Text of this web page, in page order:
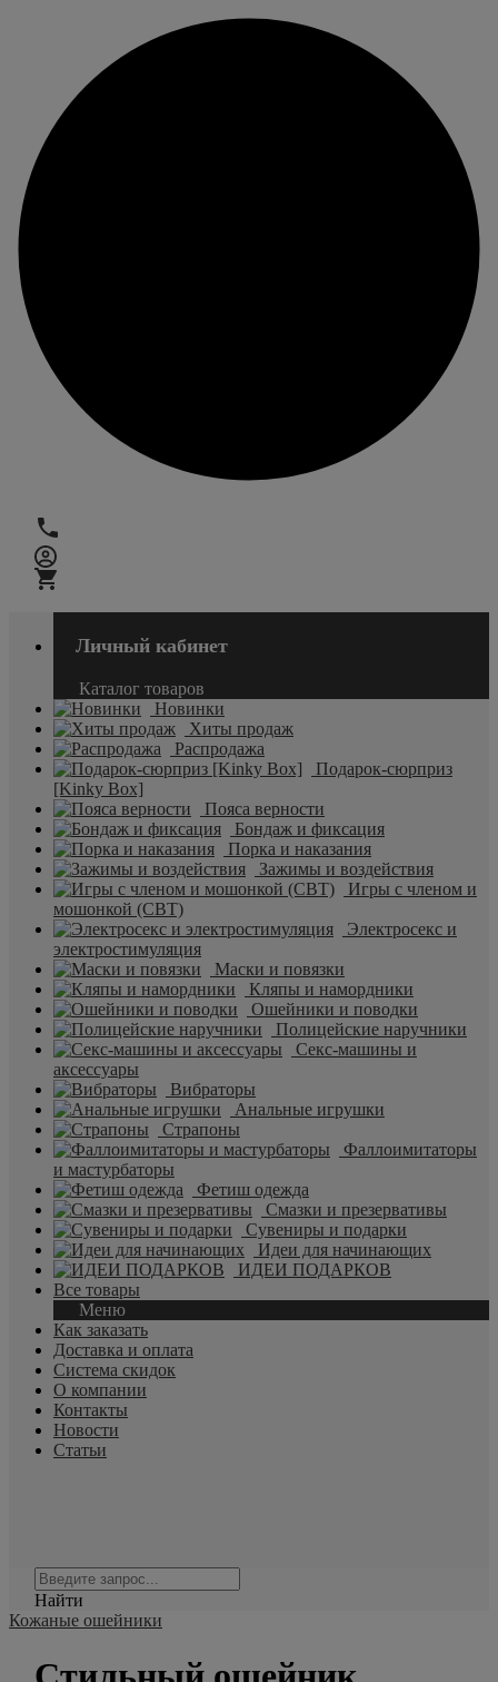
Личный кабинет
Каталог товаров
Новинки
Хиты продаж
Распродажа
Подарок-сюрприз
[Kinky Box]
Пояса верности
Бондаж и фиксация
Порка и наказания
Зажимы и воздействия
Игры с членом и
мошонкой (CBT)
Электросекс и
электростимуляция
Маски и повязки
Кляпы и намордники
Ошейники и поводки
Полицейские наручники
Секс-машины и
аксессуары
Вибраторы
Анальные игрушки
Страпоны
Фаллоимитаторы
и мастурбаторы
Фетиш одежда
Смазки и презервативы
Сувениры и подарки
Идеи для начинающих
ИДЕИ ПОДАРКОВ
Все товары
Меню
Как заказать
Доставка и оплата
Система скидок
О компании
Контакты
Новости
Статьи
Найти
Кожаные ошейники